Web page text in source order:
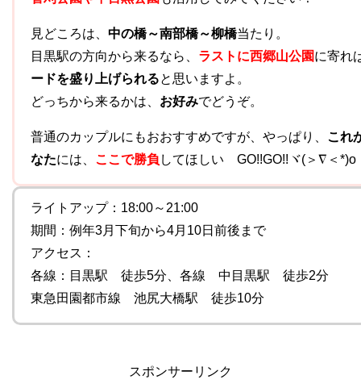
見どころは、 中の橋～南部橋～柳橋当たり。
目黒駅の方向から来るなら、 ラストに西郷山公園に寄れ
ードを盛り上げられると思いますよ。
どっちから来るかは、 お好みでどうぞ。
普通のカップルにもおおすすめですが、やっぱり、 これ
なたには、 ここで勝負 してほしい GO!!GO!!ヾ(＞∇＜*)o
ライトアップ：18:00～21:00
期間：例年3月下旬から4月10日前後まで
アクセス：
各線：目黒駅 徒歩5分、各線 中目黒駅 徒歩2分
東急田園都市線 池尻大橋駅 徒歩10分
スポンサーリンク